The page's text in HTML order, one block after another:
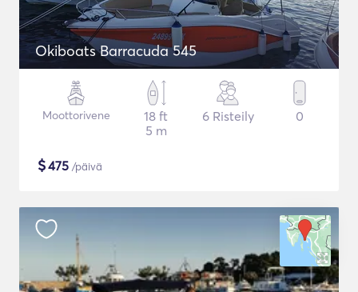
Okiboats Barracuda 545
Moottorivene
18 ft
5 m
6 Risteily 0
$475 /päivä